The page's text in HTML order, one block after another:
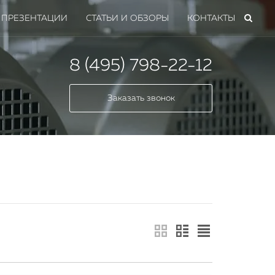
ПРЕЗЕНТАЦИИ СТАТЬИ И ОБЗОРЫ КОНТАКТЫ
8 (495) 798-22-12
Заказать звонок